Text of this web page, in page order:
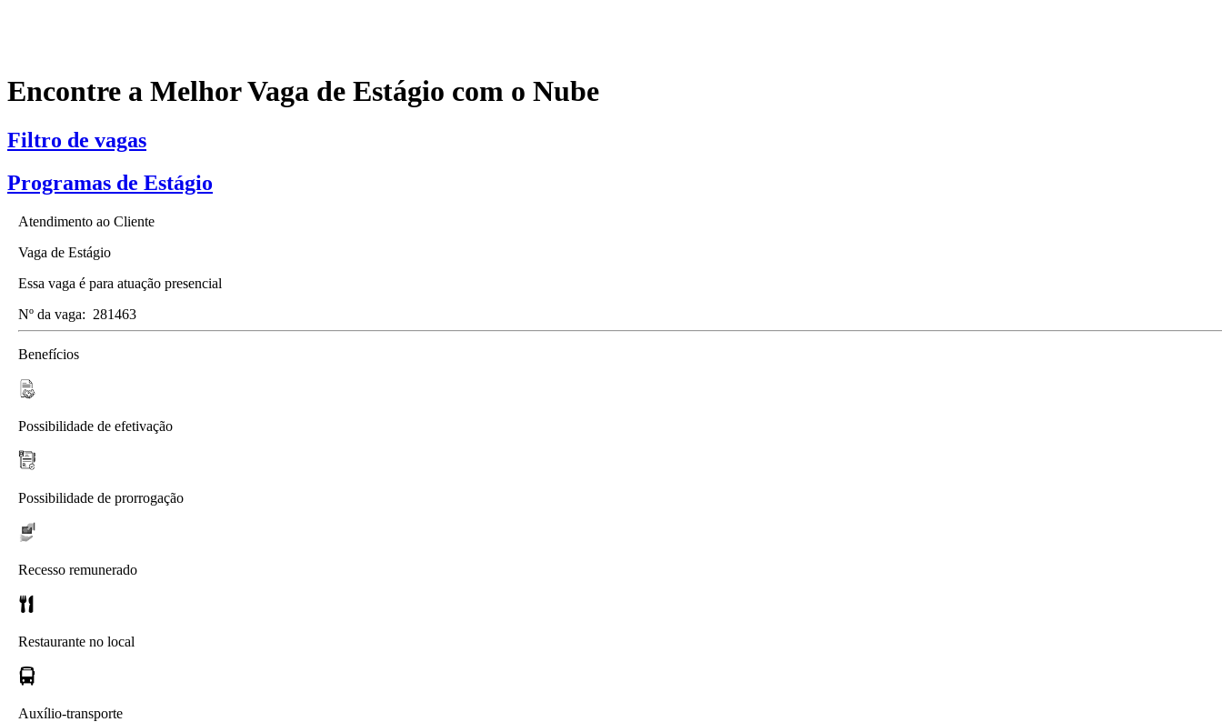
Encontre a Melhor Vaga de Estágio com o Nube
Filtro de vagas
Programas de Estágio
Atendimento ao Cliente
Vaga de Estágio
Essa vaga é para atuação presencial
Nº da vaga: 281463
Benefícios
Possibilidade de efetivação
Possibilidade de prorrogação
Recesso remunerado
Restaurante no local
Auxílio-transporte